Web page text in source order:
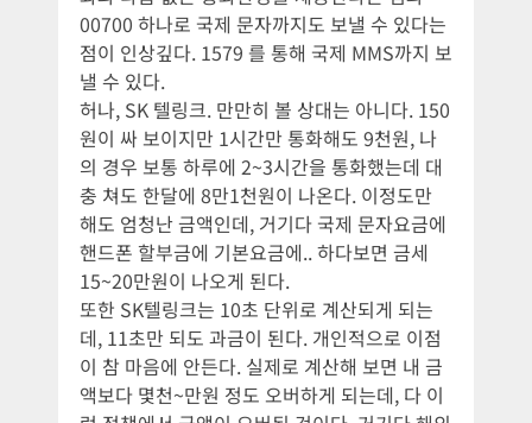
00700 하나로 국제 문자까지도 보낼 수 있다는
점이 인상깊다. 1579 를 통해 국제 MMS까지 보
낼 수 있다.
허나, SK 텔링크. 만만히 볼 상대는 아니다. 150
원이 싸 보이지만 1시간만 통화해도 9천원, 나
의 경우 보통 하루에 2~3시간을 통화했는데 대
충 쳐도 한달에 8만1천원이 나온다. 이정도만
해도 엄청난 금액인데, 거기다 국제 문자요금에
핸드폰 할부금에 기본요금에.. 하다보면 금세
15~20만원이 나오게 된다.
또한 SK텔링크는 10초 단위로 계산되게 되는
데, 11초만 되도 과금이 된다. 개인적으로 이점
이 참 마음에 안든다. 실제로 계산해 보면 내 금
액보다 몇천~만원 정도 오버하게 되는데, 다 이